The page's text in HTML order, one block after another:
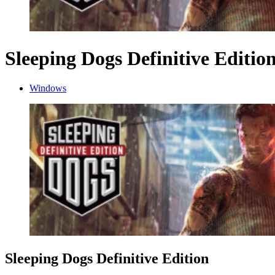
Sleeping Dogs Definitive
Windows
Sleeping Dogs Definitive Edition